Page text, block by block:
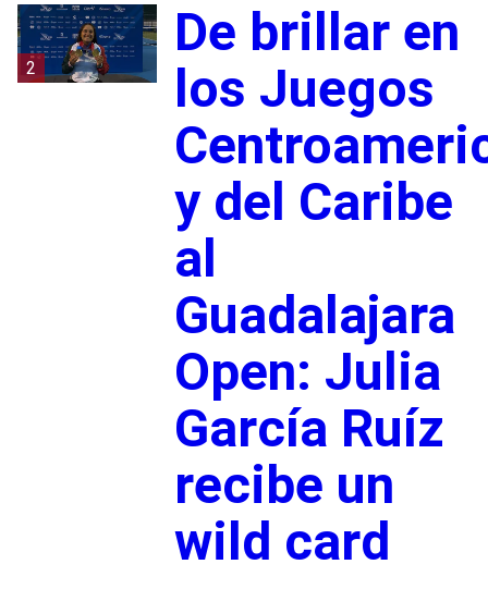
2
De brillar en
los Juegos
y del Caribe
al
Guadalajara
Open: Julia
García Ruíz
recibe un
wild card